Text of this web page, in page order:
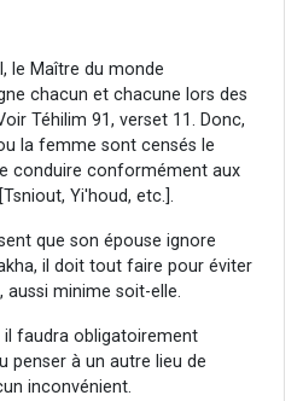
le Maître du monde
chacun et chacune lors des
Téhilim 91, verset 11. Donc,
la femme sont censés le
conduire conformément aux
Yi'houd, etc.].
que son épouse ignore
il doit tout faire pour éviter
aussi minime soit-elle.
il faudra obligatoirement
penser à un autre lieu de
inconvénient.